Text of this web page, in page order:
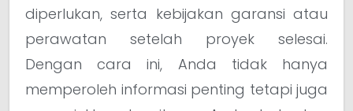
diperlukan, serta kebijakan garansi atau
perawatan setelah proyek selesai.
Dengan cara ini, Anda tidak hanya
memperoleh informasi penting tetapi juga